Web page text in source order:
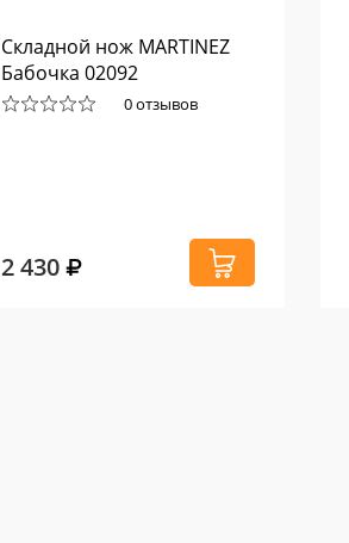
Складной нож MARTINEZ
Бабочка 02092
0 отзывов
2 430